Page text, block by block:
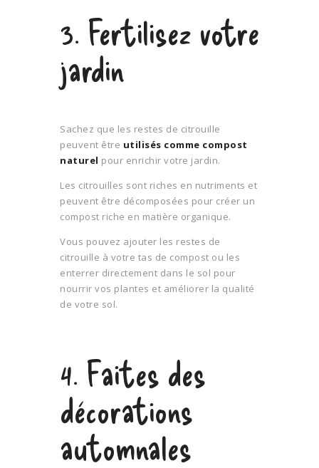
3. Fertilisez votre
jardin
Sachez que les restes de citrouille
peuvent être utilisés comme compost
naturel pour enrichir votre jardin.
Les citrouilles sont riches en nutriments et
peuvent être décomposées pour créer un
compost riche en matière organique.
Vous pouvez ajouter les restes de
citrouille à votre tas de compost ou les
enterrer directement dans le sol pour
nourrir vos plantes et améliorer la qualité
de votre sol.
4. Faites des
décorations
automnales